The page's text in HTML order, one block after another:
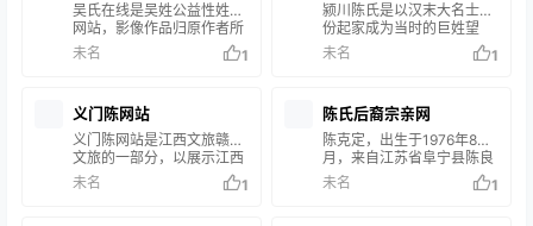
吴氏在线是吴姓公益性姓氏
网站，影像作品归原作者所
有，转载需注明作者及来
源，并不得用于商业用途。
未名 1
颍川陈氏是以汉末大名士身
份起家成为当时的巨姓望
族，世代传袭，名重魏晋。
未名 1
义门陈网站
义门陈网站是江西文旅赣鄱
文旅的一部分，以展示江西
本土文化为特色，推崇古代
和谐文化，以祭祖寻根文化
未名 1
陈氏后裔宗亲网
陈克定，出生于1976年8
月，来自江苏省阜宁县陈良
镇陈良居委会的陈氏家族成
员，担任多个职务，深入研
未名 1